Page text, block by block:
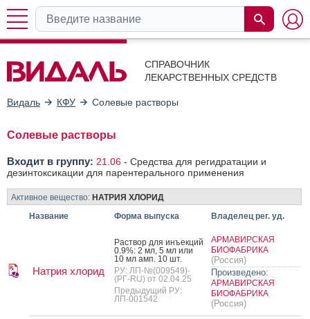
СПРАВОЧНИК
ЛЕКАРСТВЕННЫХ СРЕДСТВ
Видаль КФУ Солевые растворы
Солевые растворы
Входит в группу: 21.06 - Средства для регидратации и
дезинтоксикации для парентерального применения
Активное вещество: НАТРИЯ ХЛОРИД
Название
Форма выпуска Владелец рег. уд.
Натрия хлорид
Рас­твор для инъ­ек­ций
0.9%: 2 мл, 5 мл или
10 мл амп. 10 шт.
РУ: ЛП-№(009549)-
(РГ-RU) от 02.04.25
Предыдущий РУ:
ЛП-001542
АРМАВИРСКАЯ
БИОФАБРИКА
(Россия)
Произведено:
АРМАВИРСКАЯ
БИОФАБРИКА
(Россия)